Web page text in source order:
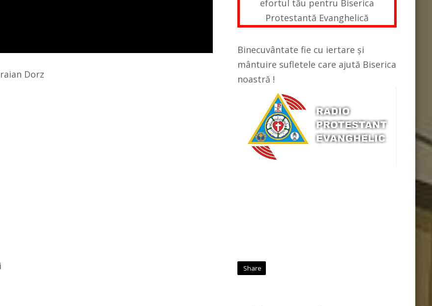
Dorz
efortul tău pentru Biserica
Protestantă Evanghelică
Binecuvântate fie cu iertare și
mântuire sufletele care ajută Biserica
noastră !
Share